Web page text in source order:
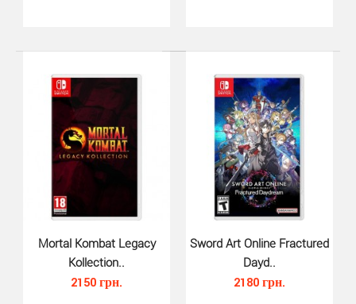
Avatar The Last Airbender Quest..
Avatar The Last Airbender Quest for Balance для Nintendo
Switch - исследуйте мир Аватара и путешеств..
Mortal Kombat Legacy
Kollection..
2150 грн.
Sword Art Online Fractured
Dayd..
2180 грн.